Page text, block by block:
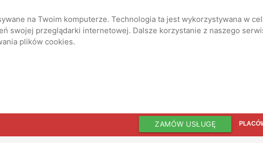
na Twoim komputerze. Technologia ta jest wykorzystywana w
swojej przeglądarki internetowej. Dalsze korzystanie z naszego
plików cookies.
ZAMÓW USŁUGĘ